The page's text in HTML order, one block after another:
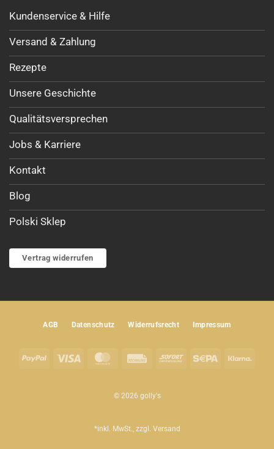
Kundenservice & Hilfe
Versand & Zahlung
Rezepte
Unsere Geschichte
Qualitätsversprechen
Jobs & Karriere
Kontakt
Blog
Polski Sklep
Vertrag widerrufen
AGB Datenschutz Widerrufsrecht Impressum
PayPal Visa MasterCardRechungSofort Sepa
© 2026 golly's
*inkl. MwSt., zzgl. Versand